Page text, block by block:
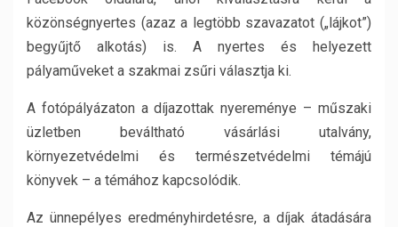
közönségnyertes (azaz a legtöbb szavazatot („lájkot”)
begyűjtő alkotás) is. A nyertes és helyezett
pályaműveket a szakmai zsűri választja ki.
A fotópályázaton a díjazottak nyereménye – műszaki
üzletben beváltható vásárlási utalvány,
környezetvédelmi és természetvédelmi témájú
könyvek – a témához kapcsolódik.
Az ünnepélyes eredményhirdetésre, a díjak átadására